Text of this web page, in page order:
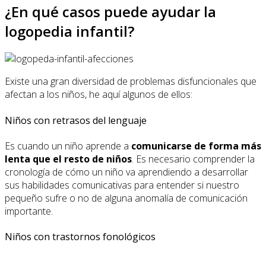
¿En qué casos puede ayudar la
logopedia infantil?
Existe una gran diversidad de problemas disfuncionales que
afectan a los niños, he aquí algunos de ellos:
Niños con retrasos del lenguaje
Es cuando un niño aprende a comunicarse de forma más
lenta que el resto de niños. Es necesario comprender la
cronología de cómo un niño va aprendiendo a desarrollar
sus habilidades comunicativas para entender si nuestro
pequeño sufre o no de alguna anomalía de comunicación
importante.
Niños con trastornos fonológicos